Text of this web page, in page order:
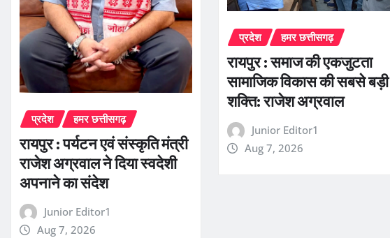
प्रदेश हमर छत्तीसगढ़
रायपुर : पर्यटन एवं संस्कृति मंत्री
राजेश अग्रवाल ने दिया स्वदेशी
अपनाने का संदेश
Junior Editor1
Aug 7, 2026
प्रदेश हमर छत्तीसगढ़
रायपुर : समाज की एकजुटता
सामाजिक विकास की सबसे बड़ी
शक्ति: राजेश अग्रवाल
Junior Editor1
Aug 7, 2026